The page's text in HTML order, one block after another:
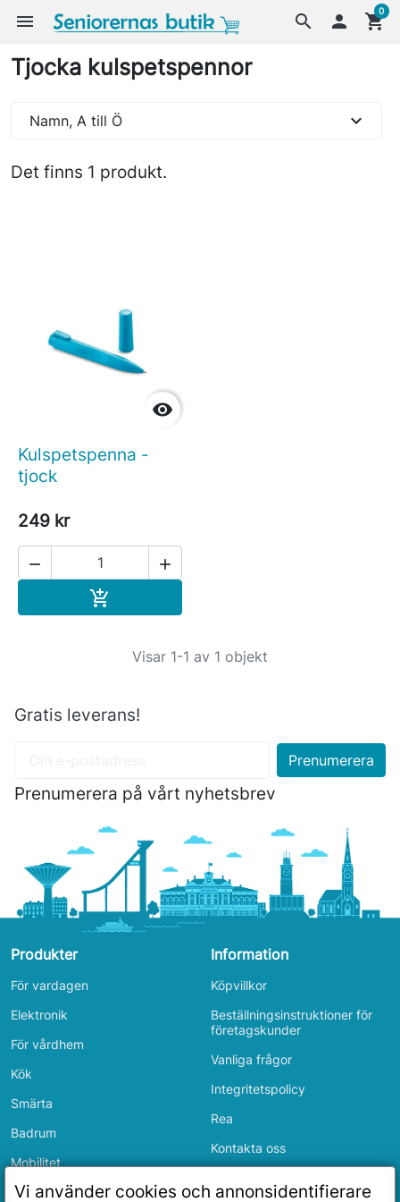
search
menu  shopping_cart
0
Tjocka kulspetspennor
Det finns 1 produkt.
Namn, A till Ö expand_more

Kulspetspenna -
tjock
249 kr
 

Visar 1-1 av 1 objekt
Gratis leverans!
Prenumerera på vårt nyhetsbrev
Produkter
För vardagen
Elektronik
För vårdhem
Kök
Smärta
Badrum
Mobilitet
Sovrum
Information
Köpvillkor
Beställningsinstruktioner för
företagskunder
Vanliga frågor
Integritetspolicy
Rea
Kontakta oss
Vi använder cookies och annonsidentifierare